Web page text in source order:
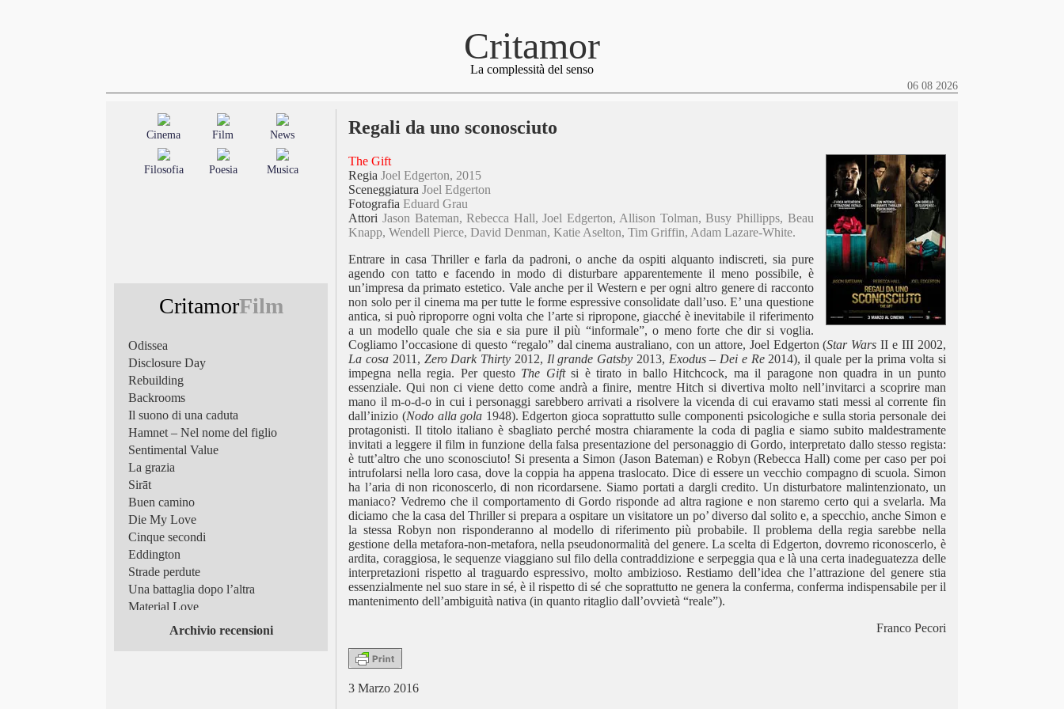
Critamor
La complessità del senso
06 08 2026
Cinema Film News
Filosofia Poesia Musica
CritamorFilm
Odissea
Disclosure Day
Rebuilding
Backrooms
Il suono di una caduta
Hamnet – Nel nome del figlio
Sentimental Value
La grazia
Sirāt
Buen camino
Die My Love
Cinque secondi
Eddington
Strade perdute
Una battaglia dopo l’altra
Material Love
Frammenti di luce
Archivio recensioni
Regali da uno sconosciuto
The Gift
RegiaJoel Edgerton, 2015
SceneggiaturaJoel Edgerton
FotografiaEduard Grau
Attori Jason Bateman, Rebecca Hall, Joel Edgerton, Allison Tolman, Busy Phillipps, Beau
Knapp, Wendell Pierce, David Denman, Katie Aselton, Tim Griffin, Adam Lazare-White.
Entrare in casa Thriller e farla da padroni, o anche da ospiti alquanto indiscreti, sia pure
agendo con tatto e facendo in modo di disturbare apparentemente il meno possibile, è
un’impresa da primato estetico. Vale anche per il Western e per ogni altro genere di racconto
non solo per il cinema ma per tutte le forme espressive consolidate dall’uso. E’ una questione
antica, si può riproporre ogni volta che l’arte si ripropone, giacché è inevitabile il riferimento
a un modello quale che sia e sia pure il più “informale”, o meno forte che dir si voglia.
Cogliamo l’occasione di questo “regalo” dal cinema australiano, con un attore, Joel Edgerton (Star Wars II e III 2002,
La cosa 2011, Zero Dark Thirty 2012, Il grande Gatsby 2013, Exodus – Dei e Re2014), il quale per la prima volta si
impegna nella regia. Per questo The Giftsi è tirato in ballo Hitchcock, ma il paragone non quadra in un punto
essenziale. Qui non ci viene detto come andrà a finire, mentre Hitch si divertiva molto nell’invitarci a scoprire man
mano il m-o-d-o in cui i personaggi sarebbero arrivati a risolvere la vicenda di cui eravamo stati messi al corrente fin
dall’inizio (Nodo alla gola 1948). Edgerton gioca soprattutto sulle componenti psicologiche e sulla storia personale dei
protagonisti. Il titolo italiano è sbagliato perché mostra chiaramente la coda di paglia e siamo subito maldestramente
invitati a leggere il film in funzione della falsa presentazione del personaggio di Gordo, interpretato dallo stesso regista:
è tutt’altro che uno sconosciuto! Si presenta a Simon (Jason Bateman) e Robyn (Rebecca Hall) come per caso per poi
intrufolarsi nella loro casa, dove la coppia ha appena traslocato. Dice di essere un vecchio compagno di scuola. Simon
ha l’aria di non riconoscerlo, di non ricordarsene. Siamo portati a dargli credito. Un disturbatore malintenzionato, un
maniaco? Vedremo che il comportamento di Gordo risponde ad altra ragione e non staremo certo qui a svelarla. Ma
diciamo che la casa del Thriller si prepara a ospitare un visitatore un po’ diverso dal solito e, a specchio, anche Simon e
la stessa Robyn non risponderanno al modello di riferimento più probabile. Il problema della regia sarebbe nella
gestione della metafora-non-metafora, nella pseudonormalità del genere. La scelta di Edgerton, dovremo riconoscerlo, è
ardita, coraggiosa, le sequenze viaggiano sul filo della contraddizione e serpeggia qua e là una certa inadeguatezza delle
interpretazioni rispetto al traguardo espressivo, molto ambizioso. Restiamo dell’idea che l’attrazione del genere stia
essenzialmente nel suo stare in sé, è il rispetto di sé che soprattutto ne genera la conferma, conferma indispensabile per il
mantenimento dell’ambiguità nativa (in quanto ritaglio dall’ovvietà “reale”).
Franco Pecori
3 Marzo 2016